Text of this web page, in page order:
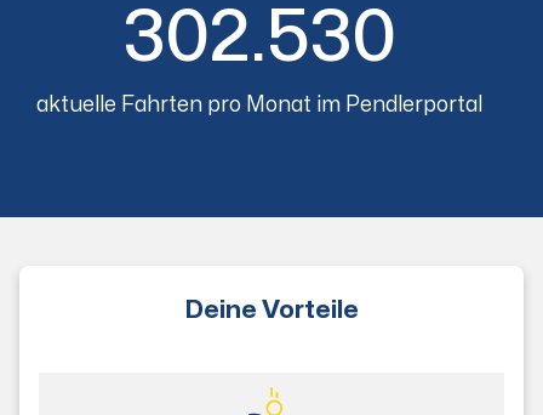
302.530
aktuelle Fahrten pro Monat im Pendlerportal
Deine Vorteile